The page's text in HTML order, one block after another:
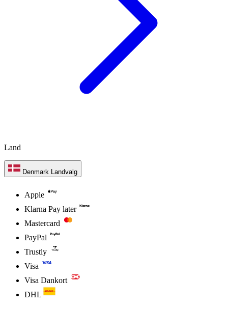
Land
Denmark Landvalg
Apple
Klarna Pay later
Mastercard
PayPal
Trustly
Visa
Visa Dankort
DHL